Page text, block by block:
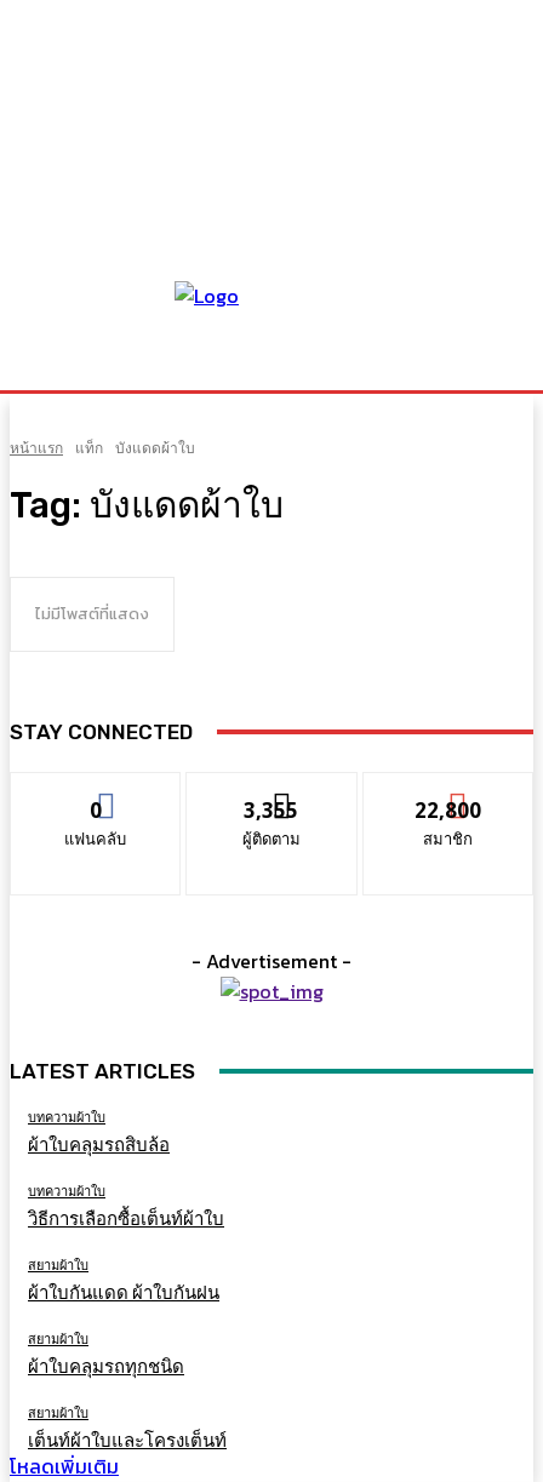
หน้าแรก แท็ก บังแดดผ้าใบ
Tag: บังแดดผ้าใบ
ไม่มีโพสต์ที่แสดง
STAY CONNECTED
0
แฟนคลับ
3,355
ผู้ติดตาม
22,800
สมาชิก
- Advertisement -
LATEST ARTICLES
บทความผ้าใบ
ผ้าใบคลุมรถสิบล้อ
บทความผ้าใบ
วิธีการเลือกซื้อเต็นท์ผ้าใบ
สยามผ้าใบ
ผ้าใบกันแดด ผ้าใบกันฝน
สยามผ้าใบ
ผ้าใบคลุมรถทุกชนิด
สยามผ้าใบ
เต็นท์ผ้าใบและโครงเต็นท์
โหลดเพิ่มเติม